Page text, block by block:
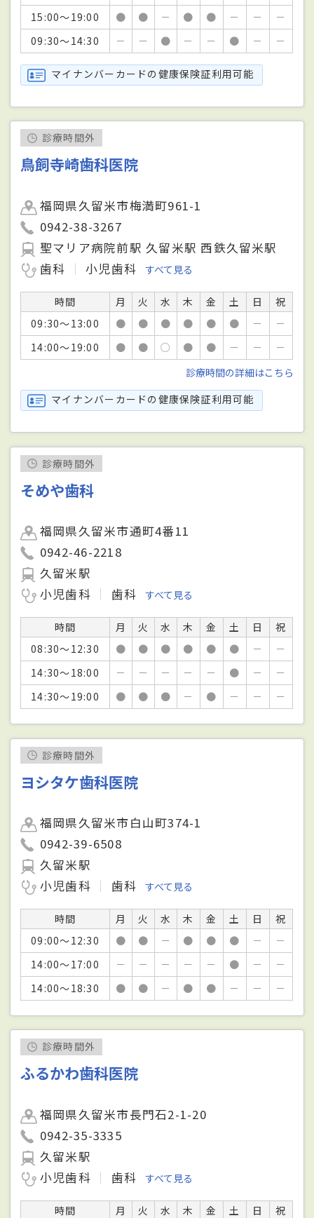
15:00～19:00
● ● － ● ● － －
－
09:30～14:30
－ － ● － － ● － －
マイナンバーカードの健康保険証利用可能
診療時間外
鳥飼寺崎歯科医院
福岡県久留米市梅満町961-1
0942-38-3267
聖マリア病院前駅 久留米駅 西鉄久留米駅
歯科
小児歯科 すべて見る
時間 月 火 水 木 金 土 日
祝
09:30～13:00
● ● ● ● ● ● －
－
14:00～19:00
● ● ○ ● ● － －
－
診療時間の詳細はこちら
マイナンバーカードの健康保険証利用可能
診療時間外
そめや歯科
福岡県久留米市通町4番11
0942-46-2218
久留米駅
小児歯科
歯科 すべて見る
時間 月 火 水 木 金 土 日
祝
08:30～12:30
● ● ● ● ● ● －
－
14:30～18:00
－ － － － － ● －
－
14:30～19:00
● ● ● － ● － － －
診療時間外
ヨシタケ歯科医院
福岡県久留米市白山町374-1
0942-39-6508
久留米駅
小児歯科
歯科 すべて見る
時間 月 火 水 木 金 土 日
祝
09:00～12:30
● ● － ● ● ● －
－
14:00～17:00
－ － － － － ● －
－
14:00～18:30
● ● － ● ● － － －
診療時間外
ふるかわ歯科医院
福岡県久留米市長門石2-1-20
0942-35-3335
久留米駅
小児歯科
歯科 すべて見る
時間 月 火 水 木 金 土 日
祝